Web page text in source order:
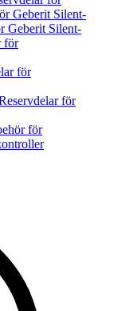
Geberit Silent-
Geberit Silent-
för
för
för
för